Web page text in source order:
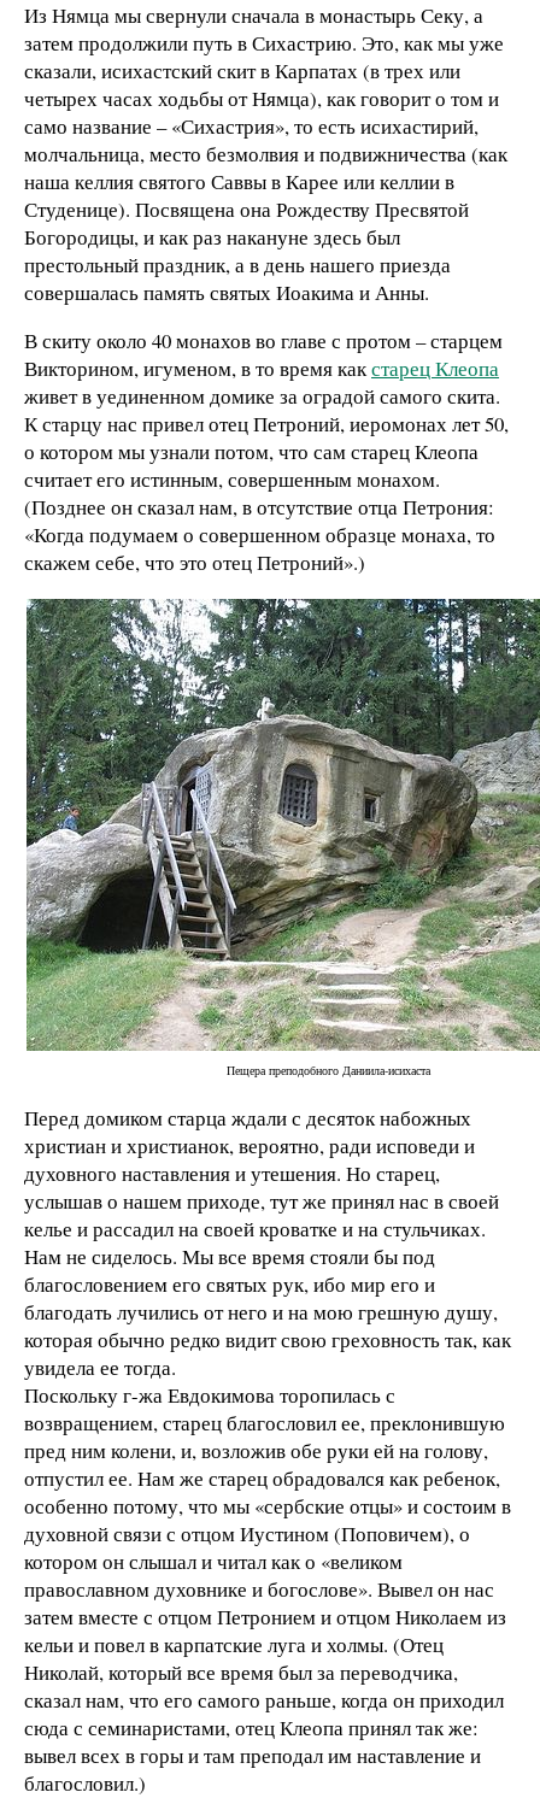
Из Нямца мы свернули сначала в монастырь Секу, а
затем продолжили путь в Сихастрию. Это, как мы уже
сказали, исихастский скит в Карпатах (в трех или
четырех часах ходьбы от Нямца), как говорит о том и
само название – «Сихастрия», то есть исихастирий,
молчальница, место безмолвия и подвижничества (как
наша келлия святого Саввы в Карее или келлии в
Студенице). Посвящена она Рождеству Пресвятой
Богородицы, и как раз накануне здесь был
престольный праздник, а в день нашего приезда
совершалась память святых Иоакима и Анны.
В скиту около 40 монахов во главе с протом – старцем
Викторином, игуменом, в то время какстарец Клеопа
живет в уединенном домике за оградой самого скита.
К старцу нас привел отец Петроний, иеромонах лет 50,
о котором мы узнали потом, что сам старец Клеопа
считает его истинным, совершенным монахом.
(Позднее он сказал нам, в отсутствие отца Петрония:
«Когда подумаем о совершенном образце монаха, то
скажем себе, что это отец Петроний».)
Пещера преподобного Даниила-исихаста
Перед домиком старца ждали с десяток набожных
христиан и христианок, вероятно, ради исповеди и
духовного наставления и утешения. Но старец,
услышав о нашем приходе, тут же принял нас в своей
келье и рассадил на своей кроватке и на стульчиках.
Нам не сиделось. Мы все время стояли бы под
благословением его святых рук, ибо мир его и
благодать лучились от него и на мою грешную душу,
которая обычно редко видит свою греховность так, как
увидела ее тогда.
Поскольку г-жа Евдокимова торопилась с
возвращением, старец благословил ее, преклонившую
пред ним колени, и, возложив обе руки ей на голову,
отпустил ее. Нам же старец обрадовался как ребенок,
особенно потому, что мы «сербские отцы» и состоим в
духовной связи с отцом Иустином (Поповичем), о
котором он слышал и читал как о «великом
православном духовнике и богослове». Вывел он нас
затем вместе с отцом Петронием и отцом Николаем из
кельи и повел в карпатские луга и холмы. (Отец
Николай, который все время был за переводчика,
сказал нам, что его самого раньше, когда он приходил
сюда с семинаристами, отец Клеопа принял так же:
вывел всех в горы и там преподал им наставление и
благословил.)